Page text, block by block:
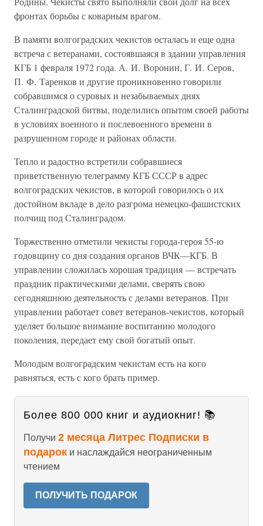
фронтах борьбы с коварным врагом.
В памяти волгоградских чекистов осталась и еще одна
встреча с ветеранами, состоявшаяся в здании управления
КГБ 1 февраля 1972 года. А. И. Воронин, Г. И. Серов,
П. Ф. Таренков и другие проникновенно говорили
собравшимся о суровых и незабываемых днях
Сталинградской битвы, поделились опытом своей работы
в условиях военного и послевоенного времени в
разрушенном городе и районах области.
Тепло и радостно встретили собравшиеся
приветственную телеграмму КГБ СССР в адрес
волгоградских чекистов, в которой говорилось о их
достойном вкладе в дело разгрома немецко-фашистских
полчищ под Сталинградом.
Торжественно отметили чекисты города-героя 55-ю
годовщину со дня создания органов ВЧК—КГБ. В
управлении сложилась хорошая традиция — встречать
праздник практическими делами, сверять свою
сегодняшнюю деятельность с делами ветеранов. При
управлении работает совет ветеранов-чекистов, который
уделяет большое внимание воспитанию молодого
поколения, передает ему свой богатый опыт.
Молодым волгоградским чекистам есть на кого
равняться, есть с кого брать пример.
Более 800 000 книг и аудиокниг! 📚
Получи 2 месяца Литрес Подписки в
подарок и наслаждайся неограниченным
чтением
ПОЛУЧИТЬ ПОДАРОК